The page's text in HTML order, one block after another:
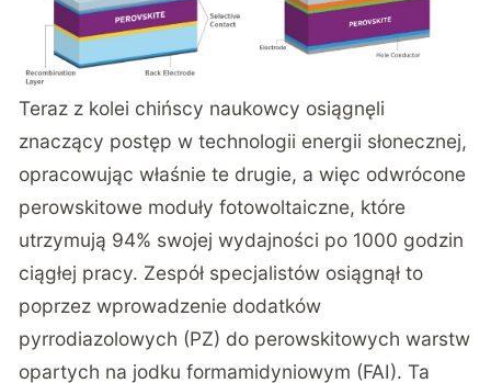
Teraz z kolei chińscy naukowcy osiągnęli
znaczący postęp w technologii energii słonecznej,
opracowując właśnie te drugie, a więc odwrócone
perowskitowe moduły fotowoltaiczne, które
utrzymują 94% swojej wydajności po 1000 godzin
ciągłej pracy. Zespół specjalistów osiągnął to
poprzez wprowadzenie dodatków
pyrrodiazolowych (PZ) do perowskitowych warstw
opartych na jodku formamidyniowym (FAI). Ta